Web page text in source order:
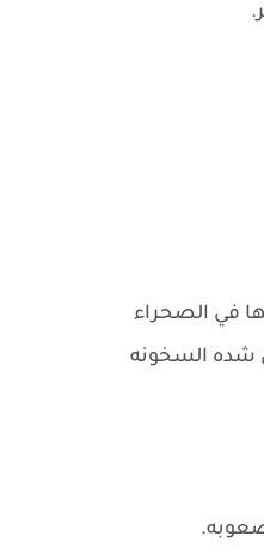
في الصحراء
شده السخونه